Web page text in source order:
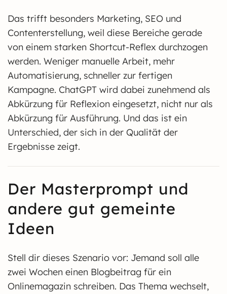
Das trifft besonders Marketing, SEO und
Contenterstellung, weil diese Bereiche gerade
von einem starken Shortcut-Reflex durchzogen
werden. Weniger manuelle Arbeit, mehr
Automatisierung, schneller zur fertigen
Kampagne. ChatGPT wird dabei zunehmend als
Abkürzung für Reflexion eingesetzt, nicht nur als
Abkürzung für Ausführung. Und das ist ein
Unterschied, der sich in der Qualität der
Ergebnisse zeigt.
Der Masterprompt und
andere gut gemeinte
Ideen
Stell dir dieses Szenario vor: Jemand soll alle
zwei Wochen einen Blogbeitrag für ein
Onlinemagazin schreiben. Das Thema wechselt,